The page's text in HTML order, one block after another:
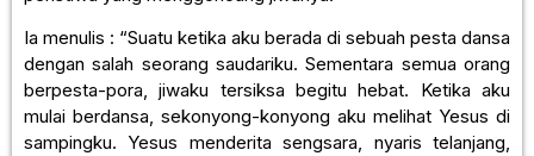
Ia menulis : “Suatu ketika aku berada di sebuah pesta dansa
dengan salah seorang saudariku. Sementara semua orang
berpesta-pora, jiwaku tersiksa begitu hebat. Ketika aku
mulai berdansa, sekonyong-konyong aku melihat Yesus di
sampingku. Yesus menderita sengsara, nyaris telanjang,